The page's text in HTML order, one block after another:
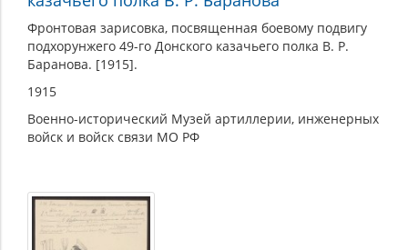
Фронтовая зарисовка, посвященная боевому подвигу
подхорунжего 49-го Донского казачьего полка В. Р.
Баранова. [1915].
1915
Военно-исторический Музей артиллерии, инженерных
войск и войск связи МО РФ